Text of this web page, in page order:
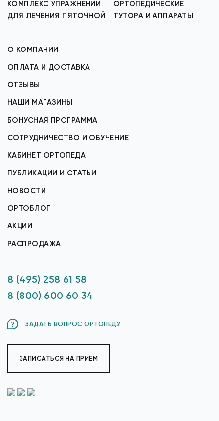
КОМПЛЕКС УПРАЖНЕНИЙ
ДЛЯ ЛЕЧЕНИЯ ПЯТОЧНОЙ
ОРТОПЕДИЧЕСКИЕ
ТУТОРА И АППАРАТЫ
О КОМПАНИИ
ОПЛАТА И ДОСТАВКА
ОТЗЫВЫ
НАШИ МАГАЗИНЫ
БОНУСНАЯ ПРОГРАММА
СОТРУДНИЧЕСТВО И ОБУЧЕНИЕ
КАБИНЕТ ОРТОПЕДА
ПУБЛИКАЦИИ И СТАТЬИ
НОВОСТИ
ОРТОБЛОГ
АКЦИИ
РАСПРОДАЖА
8 (495) 258 61 58
8 (800) 600 60 34
ЗАДАТЬ ВОПРОС ОРТОПЕДУ
ЗАПИСАТЬСЯ НА ПРИЕМ